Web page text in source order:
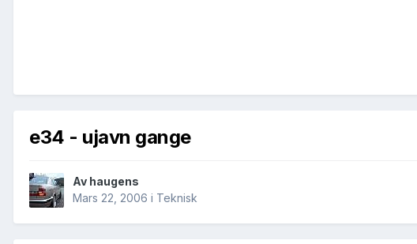
e34 - ujavn gange
Av haugens
Mars 22, 2006 i Teknisk